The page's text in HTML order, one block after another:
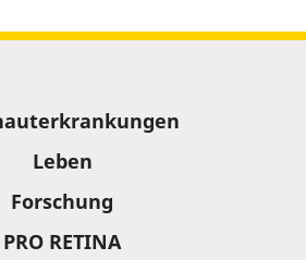
Leben
Forschung
PRO RETINA